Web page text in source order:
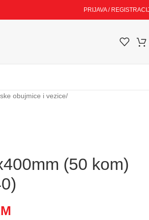
PRIJAVA /
obujmice i vezice/
(50 kom)